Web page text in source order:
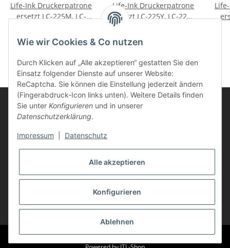
Life-Ink Druckerpatrone
ersetzt LC-225M, LC-
Drucker magenta
Life-Ink Druckerpatrone
ersetzt LC-225Y, LC-223Y
für Brother Drucker gelb
Kunden Service
Vertrag widerrufen
* Alle Preise inkl. gesetzlicher USt., zzgl.Versand
© Life-Ink
Wie wir Cookies & Co nutzen
Durch Klicken auf „Alle akzeptieren“ gestatten Sie den
Einsatz folgender Dienste auf unserer Website:
ReCaptcha. Sie können die Einstellung jederzeit ändern
(Fingerabdruck-Icon links unten). Weitere Details finden
Sie unter Konfigurieren und in unserer
Datenschutzerklärung.
Impressum Datenschutz
Alle akzeptieren
Konfigurieren
Ablehnen